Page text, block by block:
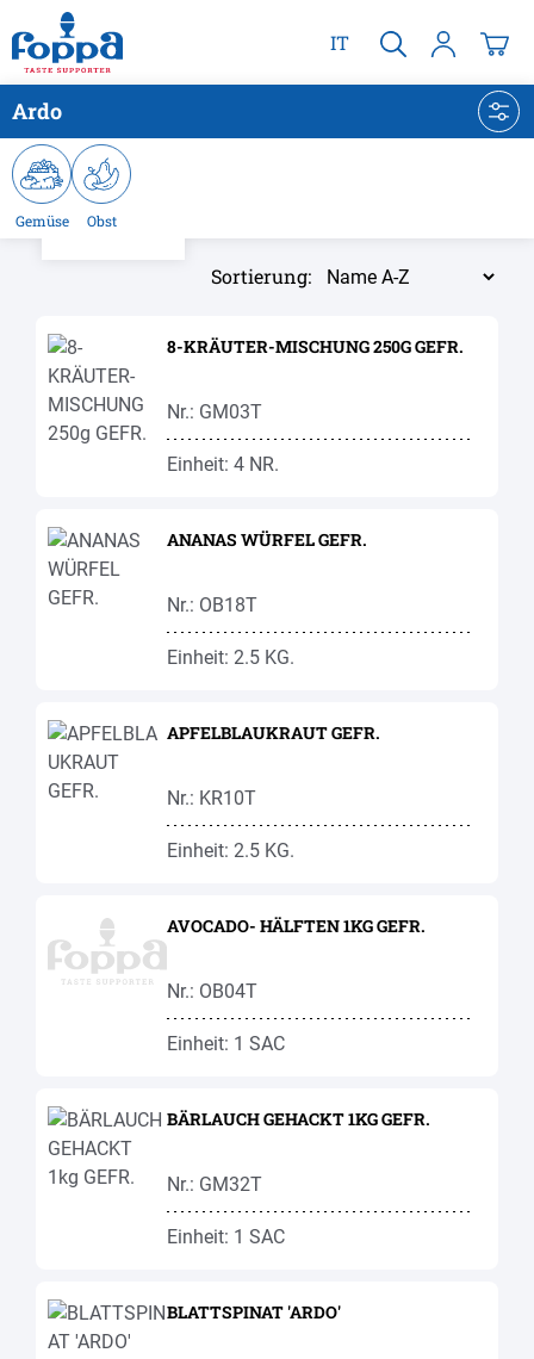
springen
IT
Ardo
Gemüse Obst
Sortierung:
8-KRÄUTER-MISCHUNG 250G GEFR.
Nr.: GM03T
Einheit: 4 NR.
ANANAS WÜRFEL GEFR.
Nr.: OB18T
Einheit: 2.5 KG.
APFELBLAUKRAUT GEFR.
Nr.: KR10T
Einheit: 2.5 KG.
AVOCADO- HÄLFTEN 1KG GEFR.
Nr.: OB04T
Einheit: 1 SAC
BÄRLAUCH GEHACKT 1KG GEFR.
Nr.: GM32T
Einheit: 1 SAC
BLATTSPINAT 'ARDO'